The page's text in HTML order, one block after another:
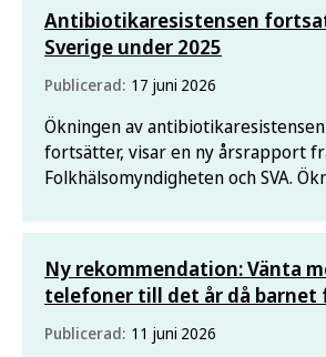
Antibiotikaresistensen
Sverige under 2025
Publicerad: 17 juni 2026
Ökningen av
fortsätter, visar en ny årsrapport
Folkhälsomyndigheten och SVA.
oroande eftersom de är resistenta
Ny rekommendation: Vänta
telefoner till det år då barnet
Publicerad: 11 juni 2026